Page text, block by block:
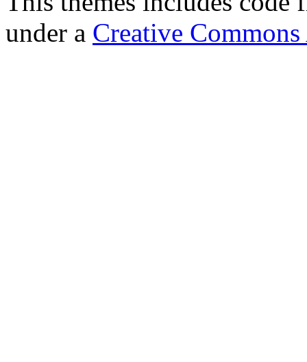
under a Creative